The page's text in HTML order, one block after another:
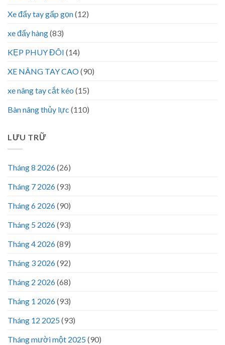
Xe đẩy tay gấp gọn(12)
xe đẩy hàng(83)
KẸP PHUY ĐÔI (14)
XE NÂNG TAY CAO(90)
xe nâng tay cắt kéo (15)
Bàn nâng thủy lực (110)
LƯU TRỮ
Tháng 8 2026(26)
Tháng 7 2026(93)
Tháng 6 2026(90)
Tháng 5 2026(93)
Tháng 4 2026(89)
Tháng 3 2026(92)
Tháng 2 2026(68)
Tháng 1 2026(93)
Tháng 12 2025(93)
Tháng mười một 2025(90)